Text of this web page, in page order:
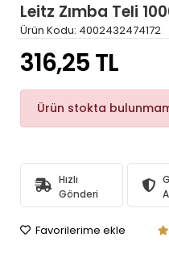
Leitz Zımba Teli
Ürün Kodu: 4002432474172
316,25 TL
Ürün stokta
Hızlı
Gönderi
Favorilerime ekle